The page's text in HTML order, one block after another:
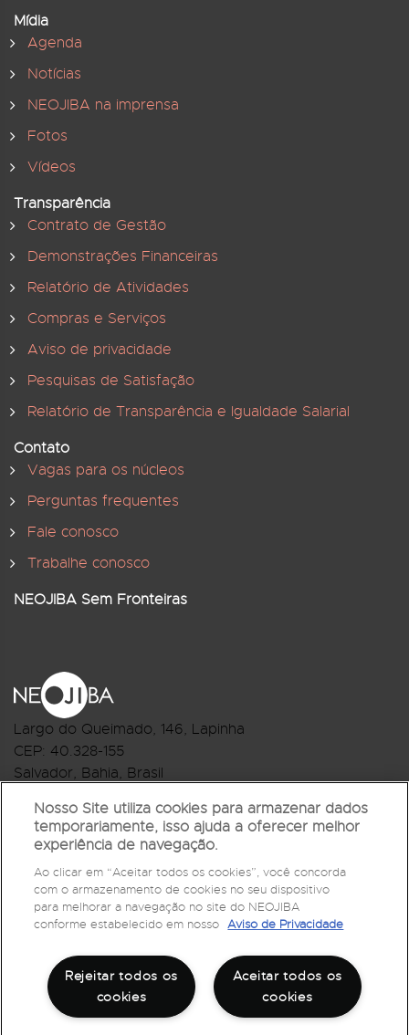
Mídia
Agenda
Notícias
NEOJIBA na imprensa
Fotos
Vídeos
Transparência
Contrato de Gestão
Demonstrações Financeiras
Relatório de Atividades
Compras e Serviços
Aviso de privacidade
Pesquisas de Satisfação
Relatório de Transparência e Igualdade Salarial
Contato
Vagas para os núcleos
Perguntas frequentes
Fale conosco
Trabalhe conosco
NEOJIBA Sem Fronteiras
Largo do Queimado, 146, Lapinha
CEP: 40.328-155
Salvador, Bahia, Brasil
R.Monte Castelo Nº 62, Bairro Barbalho
CEP: 40.301-210
Salvador, Bahia, Brasil
Telefone:(71) 3032-1073
Nosso Site utiliza cookies para armazenar dados
temporariamente, isso ajuda a oferecer melhor
experiência de navegação.
Ao clicar em “Aceitar todos os cookies”, você concorda
com o armazenamento de cookies no seu dispositivo
para melhorar a navegação no site do NEOJIBA
conforme estabelecido em nosso Aviso de Privacidade
Aceitar todos os
cookies
Rejeitar todos os
cookies